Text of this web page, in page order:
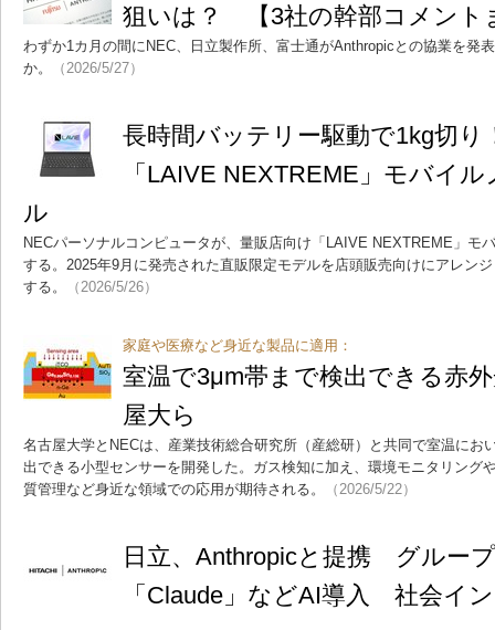
狙いは？ 【3社の幹部コメント
わずか1カ月の間にNEC、日立製作所、富士通がAnthropicとの協業を発
か。
（2026/5/27）
長時間バッテリー駆動で1kg切
「LAIVE NEXTREME」モバイ
ル
NECパーソナルコンピュータが、量販店向け「LAIVE NEXTREME」モ
する。2025年9月に発売された直販限定モデルを店頭販売向けにアレン
する。
（2026/5/26）
家庭や医療など身近な製品に適用：
室温で3μm帯まで検出できる赤
屋大ら
名古屋大学とNECは、産業技術総合研究所（産総研）と共同で室温にお
出できる小型センサーを開発した。ガス検知に加え、環境モニタリング
質管理など身近な領域での応用が期待される。
（2026/5/22）
日立、Anthropicと提携 グルー
「Claude」などAI導入 社会イ